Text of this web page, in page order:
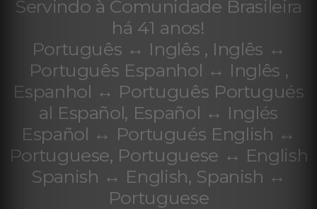
Servindo à Comunidade Brasileira
há 41 anos!
Português ↔ Inglês , Inglês ↔
Português Espanhol ↔ Inglês ,
Espanhol ↔ Português Portugués
al Español, Español ↔ Inglés
Español ↔ Portugués English ↔
Portuguese, Portuguese ↔ English
Spanish ↔ English, Spanish ↔
Portuguese